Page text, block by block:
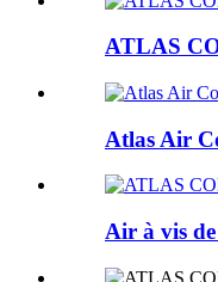
ATLAS
Atlas Air
Air à vis